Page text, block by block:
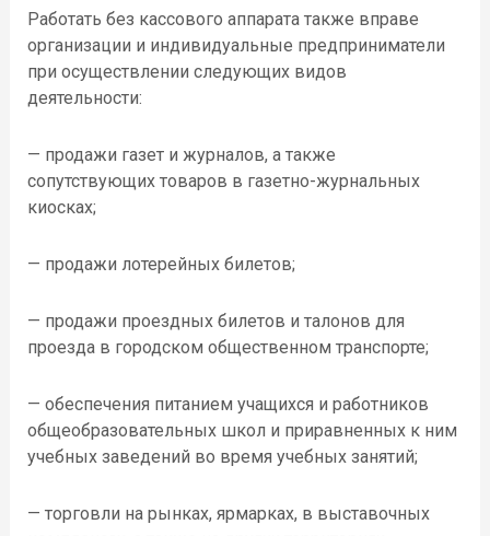
Работать без кассового аппарата также вправе
организации и индивидуальные предприниматели
при осуществлении следующих видов
деятельности:
— продажи газет и журналов, а также
сопутствующих товаров в газетно-журнальных
киосках;
— продажи лотерейных билетов;
— продажи проездных билетов и талонов для
проезда в городском общественном транспорте;
— обеспечения питанием учащихся и работников
общеобразовательных школ и приравненных к ним
учебных заведений во время учебных занятий;
— торговли на рынках, ярмарках, в выставочных